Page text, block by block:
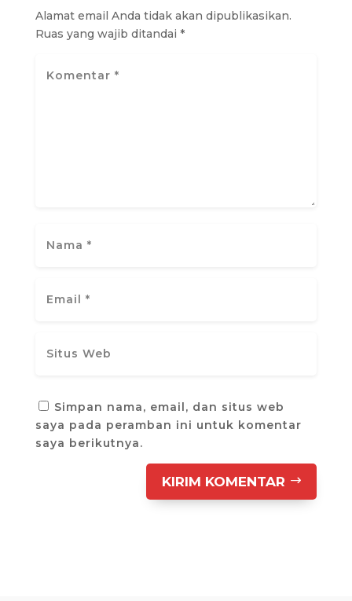
Alamat email Anda tidak akan dipublikasikan.
Ruas yang wajib ditandai *
Simpan nama, email, dan situs web
saya pada peramban ini untuk komentar
saya berikutnya.
KIRIM KOMENTAR